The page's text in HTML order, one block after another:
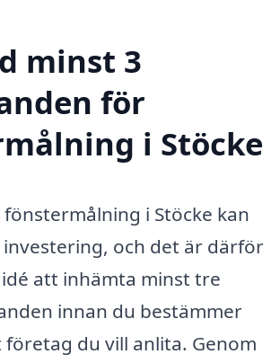
minst 3
för
i Stöcke
i Stöcke kan
och det är därför
att inhämta minst tre
innan du bestämmer
du vill anlita. Genom